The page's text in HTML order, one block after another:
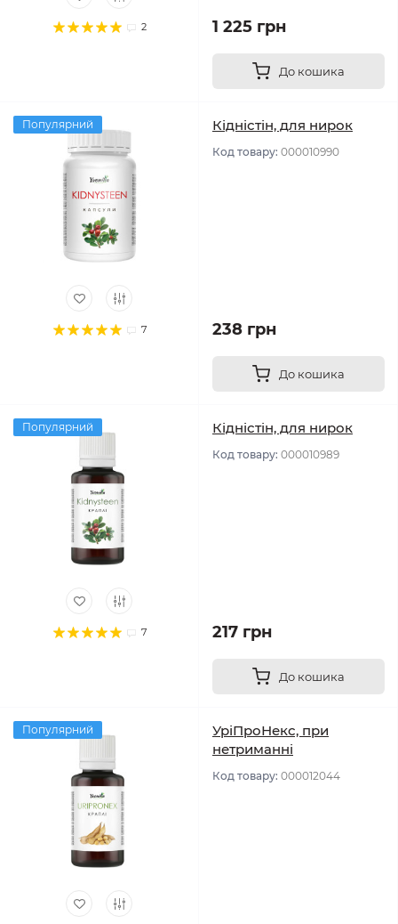
2 1 225 грн
До кошика
Популярний
7
Кідністін, для нирок
Код товару: 000010990
238 грн
До кошика
Популярний
7
Кідністін, для нирок
Код товару: 000010989
217 грн
До кошика
Популярний
УріПроНекс, при
нетриманні
Код товару: 000012044